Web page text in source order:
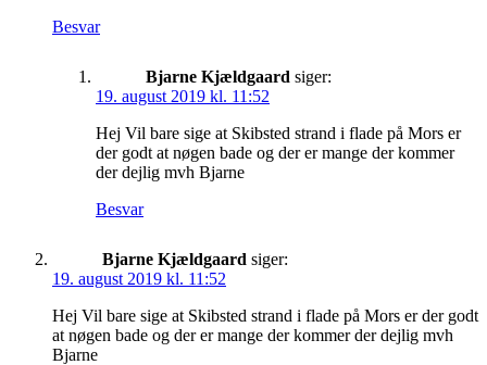
Besvar
Bjarne Kjældgaard siger:
19. august 2019 kl. 11:52
Hej Vil bare sige at Skibsted strand i flade på Mors er
der godt at nøgen bade og der er mange der kommer
der dejlig mvh Bjarne
Besvar
Bjarne Kjældgaard siger:
19. august 2019 kl. 11:52
Hej Vil bare sige at Skibsted strand i flade på Mors er der godt
at nøgen bade og der er mange der kommer der dejlig mvh
Bjarne